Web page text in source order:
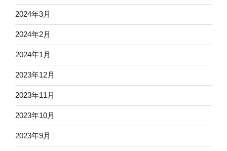
2024年3月
2024年2月
2024年1月
2023年12月
2023年11月
2023年10月
2023年9月